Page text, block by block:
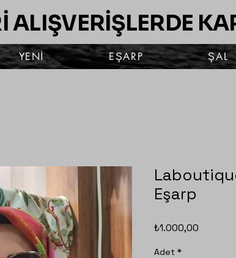
ALIŞVERİŞLERDE
YENİ EŞARP ŞAL
Eşarp
₺1.000,00
Adet *